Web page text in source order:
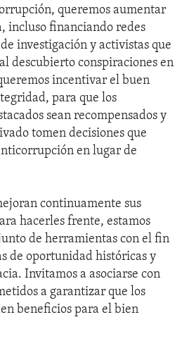
queremos aumentar
incluso financiando redes
investigación y activistas que
descubierto conspiraciones en
incentivar el buen
para que los
sean recompensados y
tomen decisiones que
en lugar de
continuamente sus
hacerles frente, estamos
de herramientas con el fin
de oportunidad históricas y
Invitamos a asociarse con
a garantizar que los
beneficios para el bien